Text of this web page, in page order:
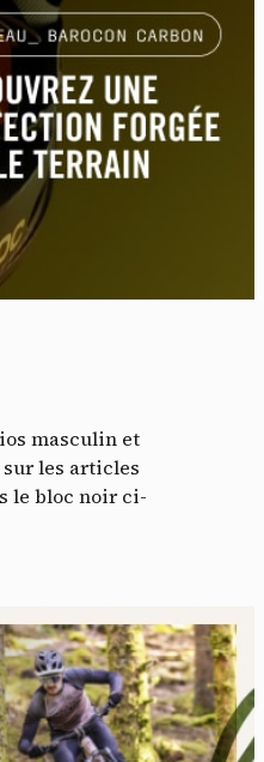
masculin et
les articles
le bloc noir ci-